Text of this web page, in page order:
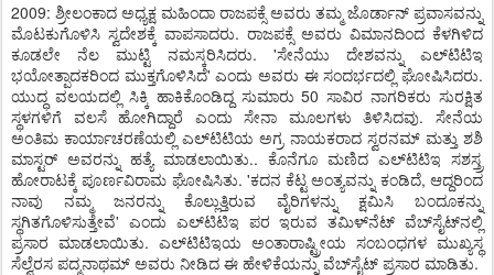
2009: ಶ್ರೀಲಂಕಾದ ಅಧ್ಯಕ್ಷ ಮಹಿಂದಾ ರಾಜಪಕ್ಸೆ ಅವರು ತಮ್ಮ ಜೊರ್ಡಾನ್ ಪ್ರವಾಸವನ್ನು
ಮೊಟಕುಗೊಳಿಸಿ ಸ್ವದೇಶಕ್ಕೆ ವಾಪಸಾದರು. ರಾಜಪಕ್ಸೆ ಅವರು ವಿಮಾನದಿಂದ ಕೆಳಗಿಳಿದ
ಕೂಡಲೇ ನೆಲ ಮುಟ್ಟಿ ನಮಸ್ಕರಿಸಿದರು. 'ಸೇನೆಯು ದೇಶವನ್ನು ಎಲ್‌ಟಿಟಿಇ
ಭಯೋತ್ಪಾದಕರಿಂದ ಮುಕ್ತಗೊಳಿಸಿದೆ' ಎಂದು ಅವರು ಈ ಸಂದರ್ಭದಲ್ಲಿ ಘೋಷಿಸಿದರು.
ಯುದ್ಧ ವಲಯದಲ್ಲಿ ಸಿಕ್ಕಿ ಹಾಕಿಕೊಂಡಿದ್ದ ಸುಮಾರು 50 ಸಾವಿರ ನಾಗರಿಕರು ಸುರಕ್ಷಿತ
ಸ್ಥಳಗಳಿಗೆ ವಲಸೆ ಹೋಗಿದ್ದಾರೆ ಎಂದು ಸೇನಾ ಮೂಲಗಳು ತಿಳಿಸಿದವು. ಸೇನೆಯ
ಅಂತಿಮ ಕಾರ್ಯಾಚರಣೆಯಲ್ಲಿ ಎಲ್‌ಟಿಟಿಯ ಅಗ್ರ ನಾಯಕರಾದ ಸ್ವರನಮ್ ಮತ್ತು ಶಶಿ
ಮಾಸ್ಟರ್ ಅವರನ್ನು ಹತ್ಯೆ ಮಾಡಲಾಯಿತು.. ಕೊನೆಗೂ ಮಣಿದ ಎಲ್‌ಟಿಟಿಇ ಸಶಸ್ತ್ರ
ಹೋರಾಟಕ್ಕೆ ಪೂರ್ಣವಿರಾಮ ಘೋಷಿಸಿತು. 'ಕದನ ಕೆಟ್ಟ ಅಂತ್ಯವನ್ನು ಕಂಡಿದೆ, ಆದ್ದರಿಂದ
ನಾವು ನಮ್ಮ ಜನರನ್ನು ಕೊಲ್ಲುತ್ತಿರುವ ವೈರಿಗಳನ್ನು ಕ್ಷಮಿಸಿ ಬಂದೂಕನ್ನು
ಸ್ಥಗಿತಗೊಳಿಸುತ್ತೇವೆ' ಎಂದು ಎಲ್‌ಟಿಟಿಇ ಪರ ಇರುವ ತಮಿಳ್‌ನೆಟ್ ವೆಬ್‌ಸೈಟ್‌ನಲ್ಲಿ
ಪ್ರಸಾರ ಮಾಡಲಾಯಿತು. ಎಲ್‌ಟಿಟಿಇಯ ಅಂತಾರಾಷ್ಟ್ರೀಯ ಸಂಬಂಧಗಳ ಮುಖ್ಯಸ್ಥ
ಸೆಲ್ವೆರಸ ಪದ್ಮನಾಥಮ್ ಅವರು ನೀಡಿದ ಈ ಹೇಳಿಕೆಯನ್ನು ವೆಬ್‌ಸೈಟ್ ಪ್ರಸಾರ ಮಾಡಿತು.